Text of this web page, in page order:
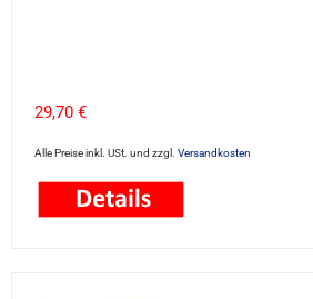
29,70 €
Alle Preise inkl. USt. und zzgl. Versandkosten